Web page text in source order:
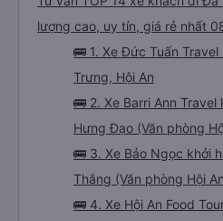
lượng cao, uy tín, giá rẻ nhất
🚌 1. Xe Đức Tuấn
Trưng, Hội An
🚌 2. Xe Barri Ann
Hưng Đạo (Văn phòng
🚌 3. Xe Bảo Ngọc khởi
Thắng (Văn phòng Hội
🚌 4. Xe Hội An Food